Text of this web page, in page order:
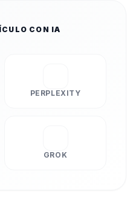
CON IA
PERPLEXITY
GROK